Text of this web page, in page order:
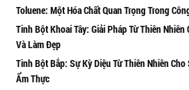
Toluene: Một Hóa Chất Quan Trọng Trong
Tinh Bột Khoai Tây: Giải Pháp Từ Thiên Nhiên
Và Làm Đẹp
Tinh Bột Bắp: Sự Kỳ Diệu Từ Thiên Nhiên Cho
Ẩm Thực